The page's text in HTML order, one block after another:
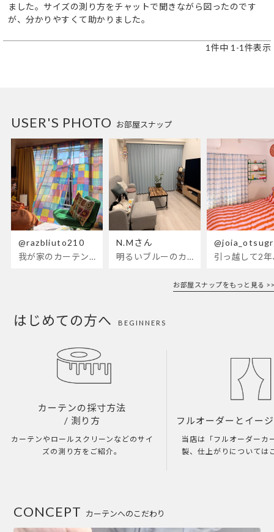
ました。サイズの測り方をチャットで聞きながら図ったのです
が、分かりやすくて助かりました。
1 件中 1 -1 件表示
お部屋スナップ
USER'S PHOTO
@razbliuto210
我が家のカーテンが新しくなりました🌼早起きが超絶苦手な私が、思わず朝カーテンを開けて光合成するようになったステンドグラスカーテン…！
N.Mさん
明るいブルーのカーテンで、部屋全体が明るく。白を基調とした部屋にぴったりです。
お部屋スナップをもっと見る >>
はじめての方へ BEGINNERS
カーテンの採寸方法
/ 測り方
カーテンやロールスクリーンなどのサイ
ズの測り方をご紹介。
フルオーダーとイー
当店は「フルオーダーカ
製、仕上がりについては
カーテンへのこだわり
CONCEPT